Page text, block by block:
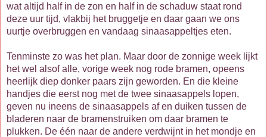
wat altijd half in de zon en half in de schaduw staat rond
deze uur tijd, vlakbij het bruggetje en daar gaan we ons
uurtje overbruggen en vandaag sinaasappeltjes eten.
Tenminste zo was het plan. Maar door de zonnige week lijkt
het wel alsof alle, vorige week nog rode bramen, opeens
heerlijk diep donker paars zijn geworden. En die kleine
handjes die eerst nog met de twee sinaasappels lopen,
geven nu ineens de sinaasappels af en duiken tussen de
bladeren naar de bramenstruiken om daar bramen te
plukken. De één naar de andere verdwijnt in het mondje en